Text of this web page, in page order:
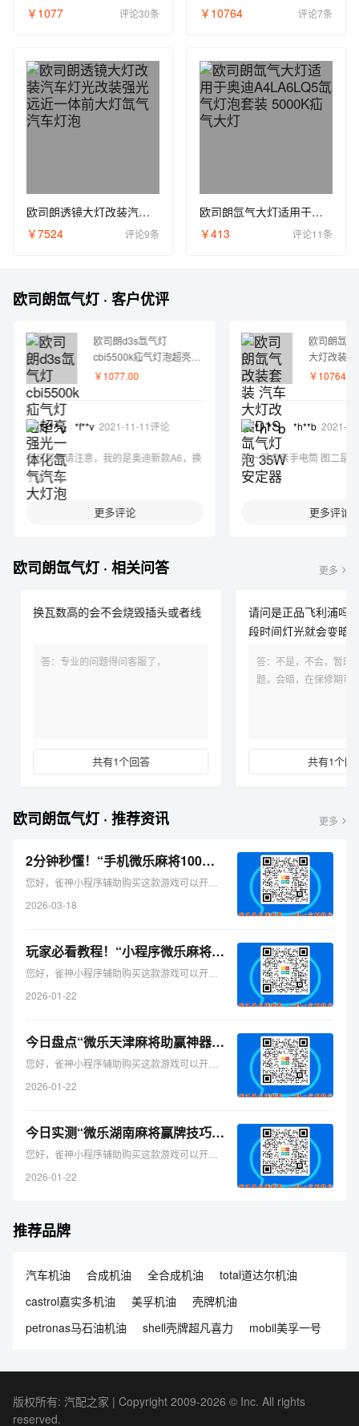
￥1077
评论30条
￥10764
评论7条
欧司朗透镜大灯改装汽车灯光改装强光远近一体前大灯氙气汽车灯泡
￥7524
评论9条
欧司朗氙气大灯适用于奥迪A4LA6LQ5氙气灯泡套装 5000K疝气大灯
￥413
评论11条
欧司朗氙气灯 · 客户优评
欧司朗d3s氙气灯
cbi5500k疝气灯泡超亮强
光一体化氙气汽车大灯泡
￥1077.00
*f**v 2021-11-11评论
各位买家请注意，我的是奥迪新款A6，换
了这个光
更多评论
欧司朗氙气
大灯改装
35W安定器
￥10764.00
*h**b 2021-
更多评论
欧司朗氙气灯 · 相关问答 更多
换瓦数高的会不会烧毁插头或者线
答：专业的问题得问客服了，
共有1个回答
请问是正品飞利浦吗
段时间灯光就会变暗了
答：不是，不会，暂时
题，会暗，在保修期可
共有1个回答
欧司朗氙气灯 · 推荐资讯 更多
2分钟秒懂！“手机微乐麻将100能赢的神器”（详细开挂教程）-哔哩哔哩
2026-03-18
玩家必看教程！“小程序微乐麻将有什么能赢的方法”（详细开挂教程）-哔哩哔哩
2026-01-22
今日盘点“微乐天津麻将助赢神器购买”（助赢神器购买）-哔哩哔哩
2026-01-22
今日实测“微乐湖南麻将赢牌技巧”（详细开挂教程）-哔哩哔哩
2026-01-22
推荐品牌
汽车机油 合成机油 全合成机油
total道达尔机油
castrol嘉实多机油
美孚机油
壳牌机油
petronas马石油机油
shell壳牌超凡喜力 mobil美孚一号
版权所有: 汽配之家 | Copyright 2009-2026 © Inc. All rights
reserved.